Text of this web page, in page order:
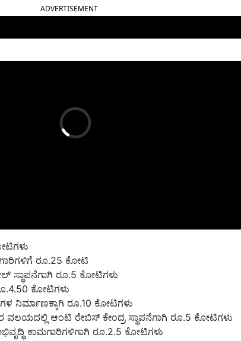
ರೂ.25 ಕೋಟಿ
ರೂ.5 ಕೋಟಿಗಳು
ಕೋಟಿಗಳು
ನಿರ್ಮಾಣಕ್ಕಾಗಿ ರೂ.10 ಕೋಟಿಗಳು
ವಲಯದಲ್ಲಿ ಆಂಟಿ ರೇಬಿಸ್ ಕೇಂದ್ರ ಸ್ಥಾಪನೆಗಾಗಿ ರೂ.5 ಕೋಟಿಗಳು
ಕಾಮಗಾರಿಗಳಿಗಾಗಿ ರೂ.2.5 ಕೋಟಿಗಳು
ರೂ. 15 ಕೋಟಿಗಳು